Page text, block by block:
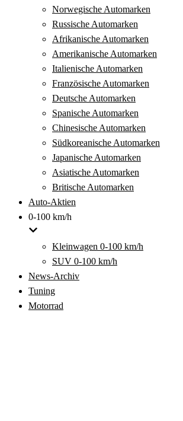
Norwegische Automarken
Russische Automarken
Afrikanische Automarken
Amerikanische Automarken
Italienische Automarken
Französische Automarken
Deutsche Automarken
Spanische Automarken
Chinesische Automarken
Südkoreanische Automarken
Japanische Automarken
Asiatische Automarken
Britische Automarken
Auto-Aktien
0-100 km/h
Kleinwagen 0-100 km/h
SUV 0-100 km/h
News-Archiv
Tuning
Motorrad